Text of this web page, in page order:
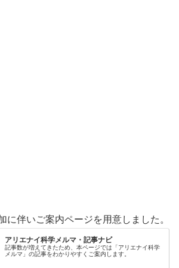
に伴いご案内ページを用意しました。
アリエナイ科学メルマ・記事ナビ
記事数が増えてきたため、本ページでは「アリエナイ科学
メルマ」の記事をわかりやすくご案内します。